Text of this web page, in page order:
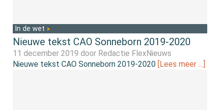
In de wet
Nieuwe tekst CAO Sonneborn 2019-2020
11 december 2019 door Redactie FlexNieuws
Nieuwe tekst CAO Sonneborn 2019-2020 [Lees meer …]